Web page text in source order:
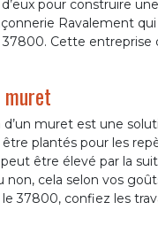
pour construire
Ravalement
Cette entreprise
muret
muret est une
plantés pour les
être élevé par la
cela selon vos
37800, confiez les